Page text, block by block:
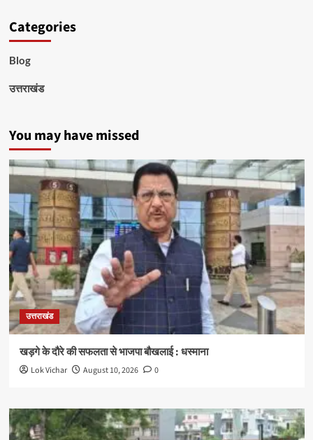
Categories
Blog
उत्तराखंड
You may have missed
उत्तराखंड
खड़गे के दौरे की सफलता से भाजपा बौखलाई : धस्माना
Lok Vichar August 10, 2026 0